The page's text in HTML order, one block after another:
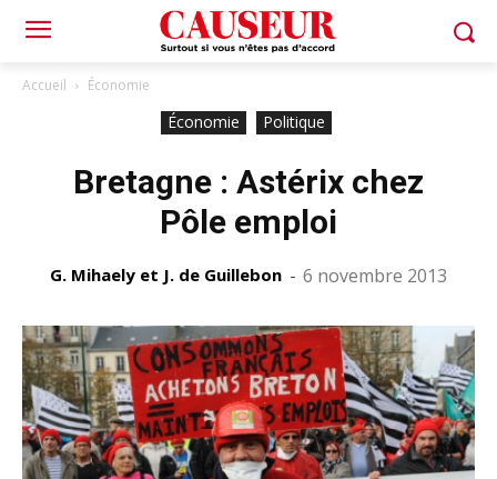
Accueil Économie
Économie Politique
Bretagne : Astérix chez
Pôle emploi
G. Mihaely et J. de Guillebon - 6 novembre 2013